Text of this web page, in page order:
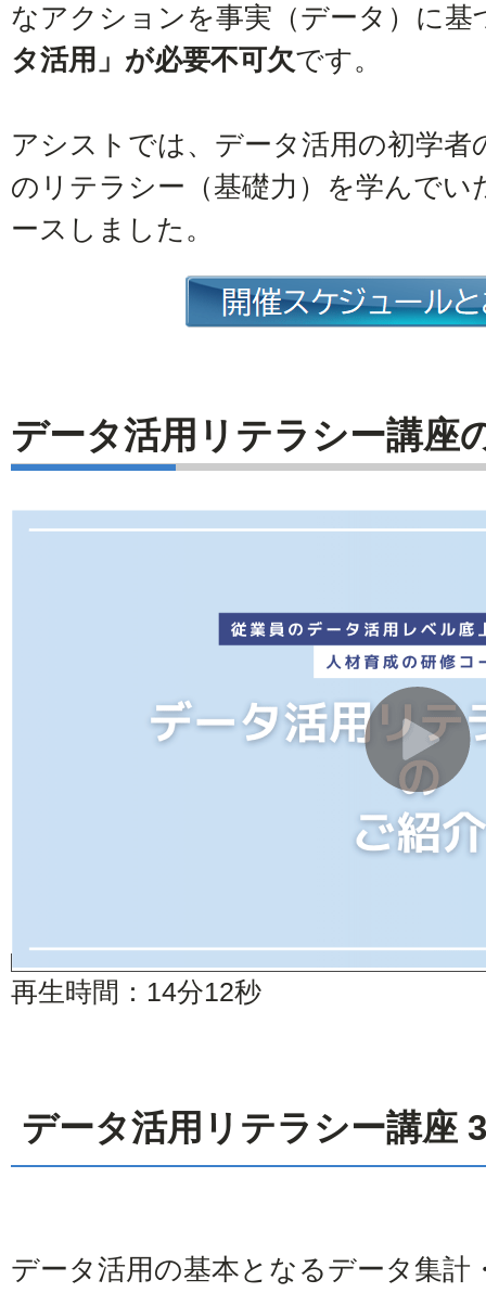
なアクションを事実（データ）に基
タ活用」が必要不可欠です。
アシストでは、データ活用の初学者
のリテラシー（基礎力）を学んで
ースしました。
データ活用リテラシー講座
再生時間：14分12秒
データ活用リテラシー講座
データ活用の基本となるデータ集計